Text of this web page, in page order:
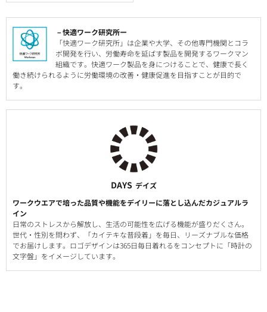
－快適ワーク研究所ー
「快適ワーク研究所」は企業や大学、その他専門機関とコラ
ボ開発を行い、労働寿命を延ばす製品を開発するワークマン
組織です。快適ワーク製品を身につけることで、健康で長く
働き続けられるように労働環境の改善・健康促進を目指すことが目的で
す。
DAYS デイズ
ワークウエアで培った品質や機能をデイリーに落とし込んだカジュアルラ
イン
日常のストレスから解放し、生活の可能性を広げる機能が盛りだくさん。
世代・性別を問わず、「カイテキな普段着」を毎日、リーズナブルな価格
でお届けします。ロゴデザインは365日毎日着れるをコンセプトに「時計の
文字盤」をイメージしています。